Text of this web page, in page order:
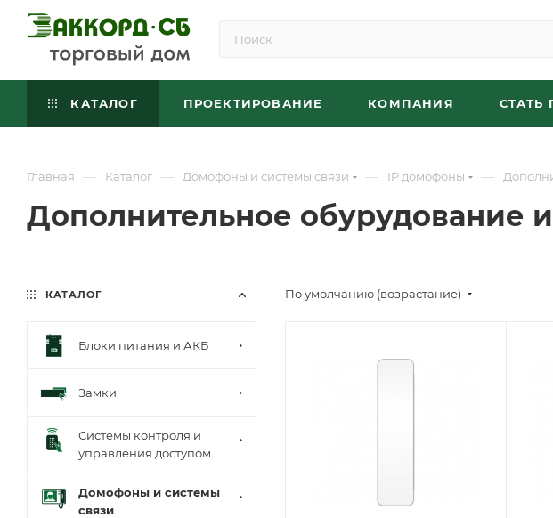
КАТАЛОГ ПРОЕКТИРОВАНИЕ КОМПАНИЯ СТАТЬ
Главная — Каталог — Домофоны и системы связи — IP домофоны —
Дополнительное обурудование
По умолчанию (возрастание)
КАТАЛОГ
Блоки питания и АКБ
Замки
Системы контроля и
управления доступом
Домофоны и системы
связи